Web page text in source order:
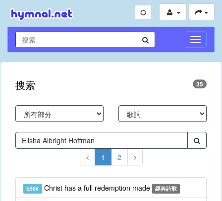
切
換
導
搜索 35
1 2
E986 Christ has a full redemption made 經典詩歌